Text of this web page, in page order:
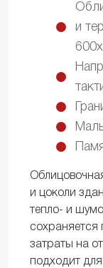
и
и цоколи
тепло- и
затраты на
подходит для